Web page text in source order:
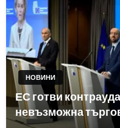
НОВИНИ
ЕС готви
невъзможна